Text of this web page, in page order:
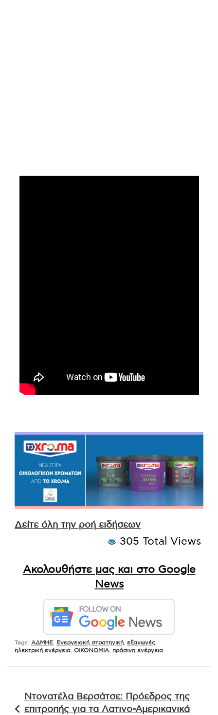
Δείτε όλη την ροή ειδήσεων
305 Total Views
Ακολουθήστε μας και στο Google
News
Tags: ΑΔΜΗΕ Ενεργειακή στρατηγική εξαγωγές
ηλεκτρική ενέργεια ΟΙΚΟΝΟΜΙΑ πράσινη ενέργεια
άρθρων
Ντονατέλα Βερσάτσε: Πρόεδρος της
επιτροπής για τα Λατινο-Αμερικανικά